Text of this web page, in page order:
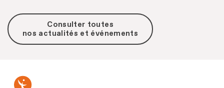
Consulter toutes
nos actualités et événements